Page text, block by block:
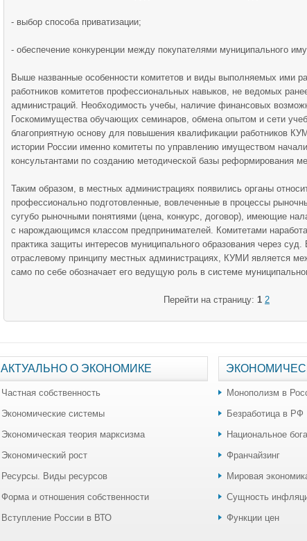
- выбор способа приватизации;
- обеспечение конкуренции между покупателями муниципального
Выше названные особенности комитетов и виды выполняемых ими
работников комитетов профессиональных навыков, не ведомых
администраций. Необходимость учебы, наличие финансовых
Госкомимущества обучающих семинаров, обмена опытом и сети
благоприятную основу для повышения квалификации работников
истории России именно комитеты по управлению имуществом
консультантами по созданию методической базы реформирования
Таким образом, в местных администрациях появились органы
профессионально подготовленные, вовлеченные в процессы
сугубо рыночными понятиями (цена, конкурс, договор), имеющие
с нарождающимся классом предпринимателей. Комитетами
практика защиты интересов муниципального образования через
отраслевому принципу местных администрациях, КУМИ является
само по себе обозначает его ведущую роль в системе
Перейти на страницу: 1 2
АКТУАЛЬНО О ЭКОНОМИКЕ
Частная собственность
Экономические системы
Экономическая теория марксизма
Экономический рост
Ресурсы. Виды ресурсов
Форма и отношения собственности
Вступление России в ВТО
Монополизм в
Безработица в РФ
Национальное
Франчайзинг
Мировая
Сущность
Функции цен